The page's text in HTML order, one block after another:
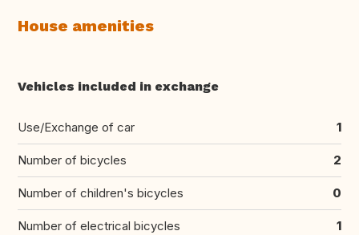
House amenities
Vehicles included in exchange
Use/Exchange of car 1
Number of bicycles 2
Number of children's bicycles 0
Number of electrical bicycles 1